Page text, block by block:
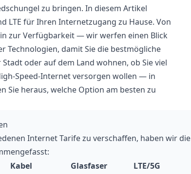
zu bringen. In diesem Artikel
LTE für Ihren Internetzugang zu Hause. Von
zur Verfügbarkeit — wir werfen einen Blick
Technologien, damit Sie die bestmögliche
oder auf dem Land wohnen, ob Sie viel
Speed-Internet versorgen wollen — in
Sie heraus, welche Option am besten zu
Internet Tarife zu verschaffen, haben wir die
Kabel Glasfaser
LTE/5G